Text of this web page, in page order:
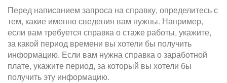
Перед написанием запроса на справку, определитесь с
тем, какие именно сведения вам нужны. Например,
если вам требуется справка о стаже работы, укажите,
за какой период времени вы хотели бы получить
информацию. Если вам нужна справка о заработной
плате, укажите период, за который вы хотели бы
получить эту информацию.